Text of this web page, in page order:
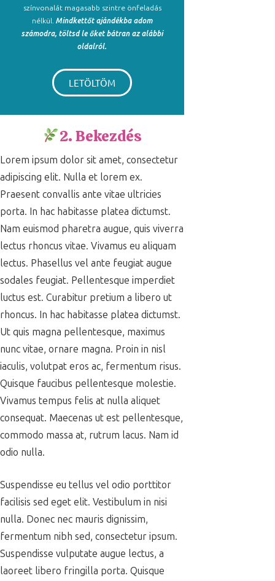
színvonalát magasabb szintre önfeladás
nélkül. Mindkettőt ajándékba adom
számodra, töltsd le őket bátran az alábbi
oldalról.
LETÖLTÖM
2. Bekezdés
Lorem ipsum dolor sit amet, consectetur
adipiscing elit. Nulla et lorem ex.
Praesent convallis ante vitae ultricies
porta. In hac habitasse platea dictumst.
Nam euismod pharetra augue, quis viverra
lectus rhoncus vitae. Vivamus eu aliquam
lectus. Phasellus vel ante feugiat augue
sodales feugiat. Pellentesque imperdiet
luctus est. Curabitur pretium a libero ut
rhoncus. In hac habitasse platea dictumst.
Ut quis magna pellentesque, maximus
nunc vitae, ornare magna. Proin in nisl
iaculis, volutpat eros ac, fermentum risus.
Quisque faucibus pellentesque molestie.
Vivamus tempus felis at nulla aliquet
consequat. Maecenas ut est pellentesque,
commodo massa at, rutrum lacus. Nam id
odio nulla.
Suspendisse eu tellus vel odio porttitor
facilisis sed eget elit. Vestibulum in nisi
nulla. Donec nec mauris dignissim,
fermentum nibh sed, consectetur ipsum.
Suspendisse vulputate augue lectus, a
laoreet libero fringilla porta. Quisque